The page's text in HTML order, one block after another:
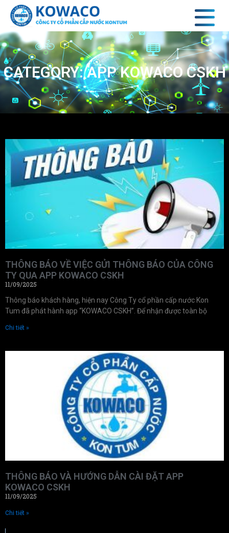
CATEGORY: APP KOWACO CSKH
THÔNG BÁO VỀ VIỆC GỬI THÔNG BÁO CỦA CÔNG
TY QUA APP KOWACO CSKH
11/09/2025
Thông báo khách hàng, hiện nay Công Ty cổ phần cấp nước Kon
Tum đã phát hành app “KOWACO CSKH”. Để nhận được toàn bộ
Chi tiết »
THÔNG BÁO VÀ HƯỚNG DẪN CÀI ĐẶT APP
KOWACO CSKH
11/09/2025
Chi tiết »